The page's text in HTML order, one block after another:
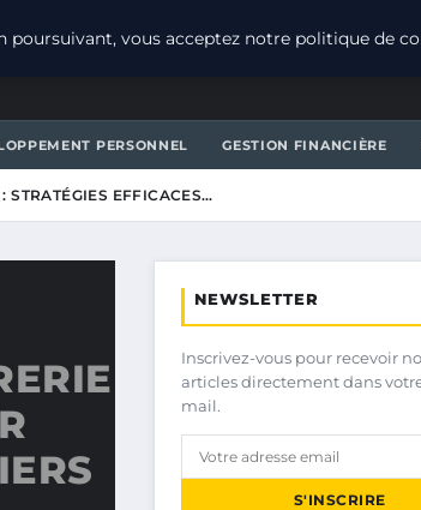
PERSONNEL GESTION FINANCIÈRE
STRATÉGIES EFFICACES…
NEWSLETTER
Inscrivez-vous pour recevoir
articles directement dans
mail.
S'INSCRIRE
poursuivant, vous acceptez notre politique de